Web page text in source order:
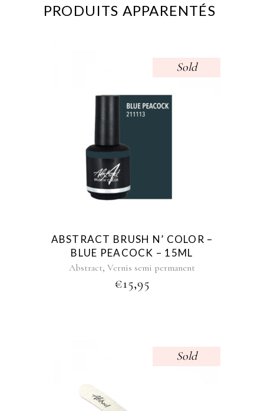
PRODUITS APPARENTÉS
Sold
ABSTRACT BRUSH N’ COLOR –
BLUE PEACOCK – 15ML
Abstract, Vernis semi permanent
€15,95
Sold